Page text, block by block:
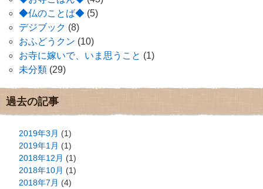
◆仏のことば◆ (5)
デジブック (8)
おふどうクン (10)
お寺に嫁いで、いま思うこと (1)
未分類 (29)
過去の記事
2019年3月 (1)
2019年1月 (1)
2018年12月 (1)
2018年10月 (1)
2018年7月 (4)